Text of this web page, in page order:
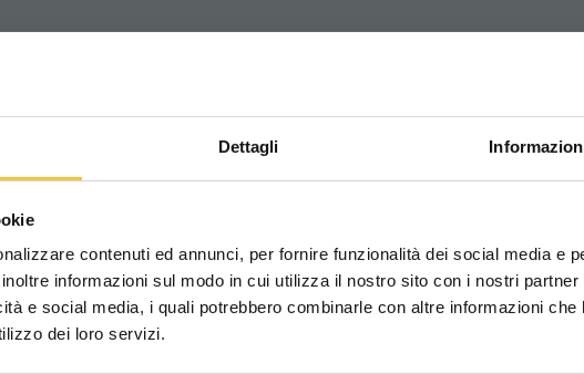
Dettagli
contenuti ed annunci, per fornire funzionalità dei social media e
informazioni sul modo in cui utilizza il nostro sito con i nostri
e social media, i quali potrebbero combinarle con altre informazioni che
dei loro servizi.
l’opérateur est essentielle, notamment lors
ou en virage.
l’inclinaison en virage et réduit la vitesse
WORLDWIDE ITALIANO